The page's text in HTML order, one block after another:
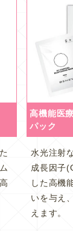
高機能医
パック
水光注射
成長因子
した高機
いを与え
えます。